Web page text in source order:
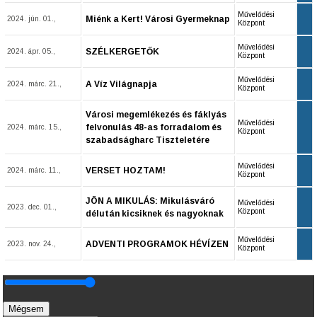
2024. jún. 01., Miénk a Kert! Városi Gyermeknap
Művelődési
Központ
2024. ápr. 05., SZÉLKERGETŐK
Művelődési
Központ
2024. márc. 21., A Víz Világnapja
Művelődési
Központ
2024. márc. 15.,
Városi megemlékezés és fáklyás
felvonulás 48-as forradalom és
szabadságharc Tiszteletére
Művelődési
Központ
2024. márc. 11., VERSET HOZTAM!
Művelődési
Központ
2023. dec. 01.,
JÖN A MIKULÁS: Mikulásváró
délután kicsiknek és nagyoknak
Művelődési
Központ
2023. nov. 24., ADVENTI PROGRAMOK HÉVÍZEN
Művelődési
Központ
Mégsem